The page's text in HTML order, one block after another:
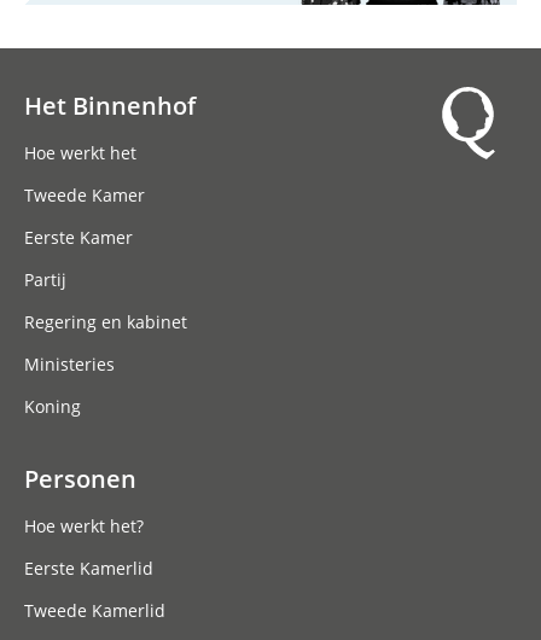
Het Binnenhof
Hoe werkt het
Tweede Kamer
Eerste Kamer
Partij
Regering en kabinet
Ministeries
Koning
Personen
Hoe werkt het?
Eerste Kamerlid
Tweede Kamerlid